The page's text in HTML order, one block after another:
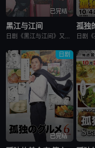
已完结
黑江与江间
日剧《黑江与江间》又名：黑江间,克洛伊与艾玛,克洛伊玛,克萝埃艾玛,クロエマ，讲述了：故事围绕着同时失去工作、恋人和住所的30岁女性艾玛展开。她在落魄之际偶遇神秘资产家克洛伊，两人随即在后者的豪宅中开
日剧
已完结